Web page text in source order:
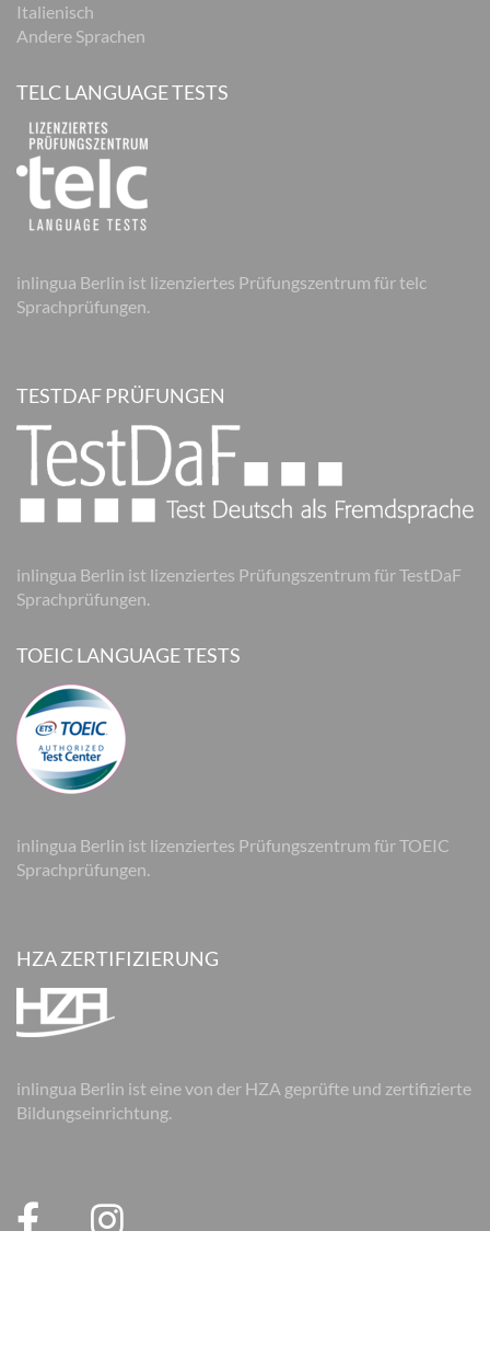
Italienisch
Andere Sprachen
TELC LANGUAGE TESTS
inlingua Berlin ist lizenziertes Prüfungszentrum für telc
Sprachprüfungen.
TESTDAF PRÜFUNGEN
inlingua Berlin ist lizenziertes Prüfungszentrum für TestDaF
Sprachprüfungen.
TOEIC LANGUAGE TESTS
inlingua Berlin ist lizenziertes Prüfungszentrum für TOEIC
Sprachprüfungen.
HZA ZERTIFIZIERUNG
inlingua Berlin ist eine von der HZA geprüfte und zertifizierte
Bildungseinrichtung.